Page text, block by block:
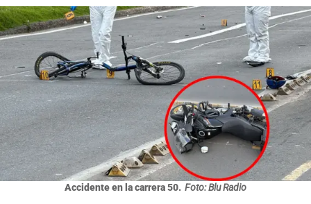
Accidente en la carrera 50. Foto: Blu Radio